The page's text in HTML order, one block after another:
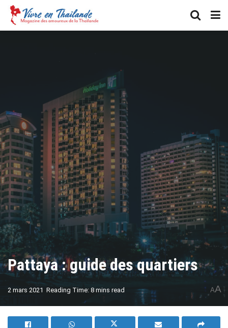
Pattaya : guide des quartiers
2 mars 2021 Reading Time: 8 mins read AA